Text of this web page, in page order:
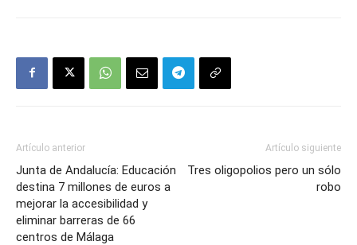
Artículo anterior
Junta de Andalucía: Educación
destina 7 millones de euros a
mejorar la accesibilidad y
eliminar barreras de 66
centros de Málaga
Artículo siguiente
Tres oligopolios pero un sólo
robo